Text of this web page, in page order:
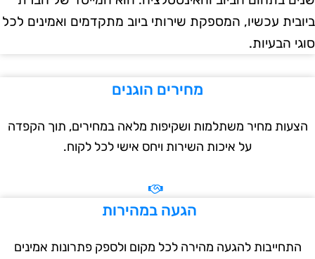
עכשיו, המספקת שירותי ביוב מתקדמים ואמינים לכל
הבעיות.
מחירים הוגנים
מחיר משתלמות ושקיפות מלאה במחירים, תוך הקפדה
על איכות השירות ויחס אישי לכל לקוח.
הגעה במהירות
להגעה מהירה לכל מקום ולספק פתרונות אמינים